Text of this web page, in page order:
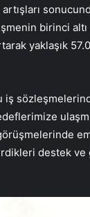
birinci altı
yaklaşık
destek